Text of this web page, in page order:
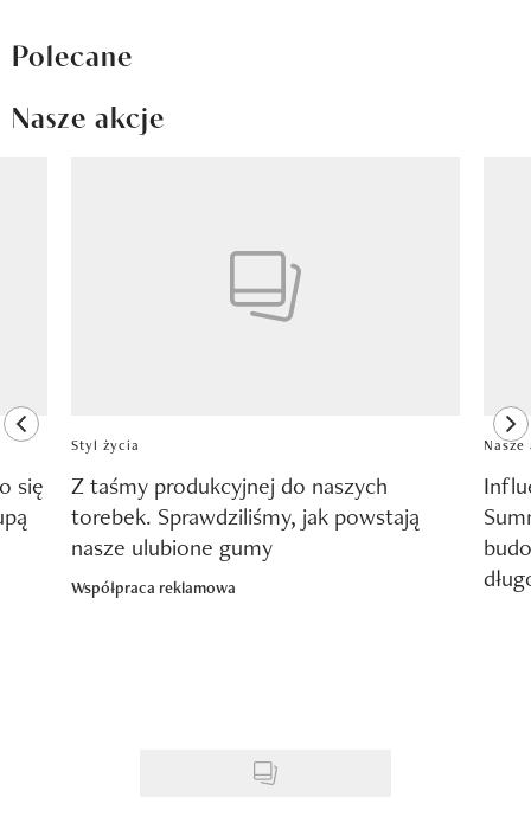
Polecane
Nasze akcje
previous element
się
Styl życia
Z taśmy produkcyjnej do naszych
torebek. Sprawdziliśmy, jak powstają
nasze ulubione gumy
Współpraca reklamowa